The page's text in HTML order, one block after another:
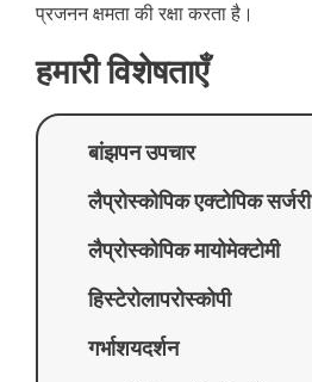
प्रजनन क्षमता की रक्षा करता है।
हमारी विशेषताएँ
बांझपन उपचार
लैप्रोस्कोपिक एक्टोपिक सर्जरी
लैप्रोस्कोपिक मायोमेक्टोमी
हिस्टेरोलापरोस्कोपी
गर्भाशयदर्शन